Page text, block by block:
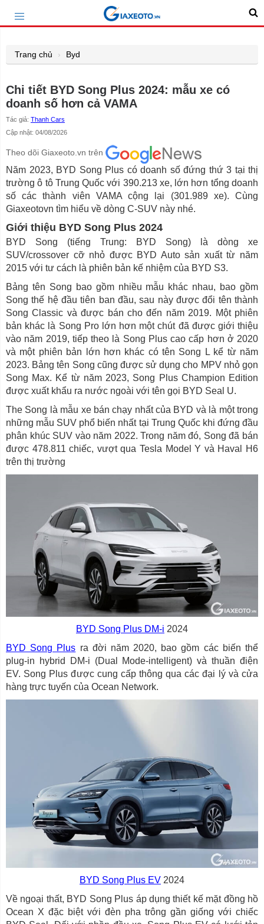
Trang chủ Byd
Chi tiết BYD Song Plus 2024: mẫu xe có
doanh số hơn cả VAMA
Tác giả: Thanh Cars
Cập nhật: 04/08/2026
Theo dõi Giaxeoto.vn trên
Năm 2023, BYD Song Plus có doanh số đứng thứ 3 tại thị
trường ô tô Trung Quốc với 390.213 xe, lớn hơn tổng doanh
số các thành viên VAMA cộng lại (301.989 xe). Cùng
Giaxeotovn tìm hiểu về dòng C-SUV này nhé.
Giới thiệu BYD Song Plus 2024
BYD Song (tiếng Trung: BYD Song) là dòng xe
SUV/crossover cỡ nhỏ được BYD Auto sản xuất từ ​​năm
2015 với tư cách là phiên bản kế nhiệm của BYD S3.
Bảng tên Song bao gồm nhiều mẫu khác nhau, bao gồm
Song thế hệ đầu tiên ban đầu, sau này được đổi tên thành
Song Classic và được bán cho đến năm 2019. Một phiên
bản khác là Song Pro lớn hơn một chút đã được giới thiệu
vào năm 2019, tiếp theo là Song Plus cao cấp hơn ở 2020
và một phiên bản lớn hơn khác có tên Song L kể từ năm
2023. Bảng tên Song cũng được sử dụng cho MPV nhỏ gọn
Song Max. Kể từ năm 2023, Song Plus Champion Edition
được xuất khẩu ra nước ngoài với tên gọi BYD Seal U.
The Song là mẫu xe bán chạy nhất của BYD và là một trong
những mẫu SUV phổ biến nhất tại Trung Quốc khi đứng đầu
phân khúc SUV vào năm 2022. Trong năm đó, Song đã bán
được 478.811 chiếc, vượt qua Tesla Model Y và Haval H6
trên thị trường
BYD Song Plus DM-i 2024
BYD Song Plus ra đời năm 2020, bao gồm các biến thể
plug-in hybrid DM-i (Dual Mode-intelligent) và thuần điện
EV. Song Plus được cung cấp thông qua các đại lý và cửa
hàng trực tuyến của Ocean Network.
BYD Song Plus EV 2024
Về ngoại thất, BYD Song Plus áp dụng thiết kế mặt đồng hồ
Ocean X đặc biệt với đèn pha trông gần giống với chiếc